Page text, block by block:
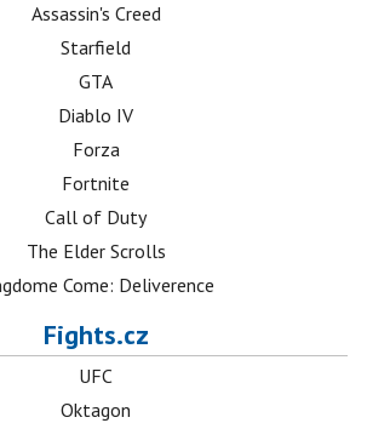
Assassin's Creed
Starfield
GTA
Diablo IV
Forza
Fortnite
Call of Duty
The Elder Scrolls
Come: Deliverence
Fights.cz
UFC
Oktagon